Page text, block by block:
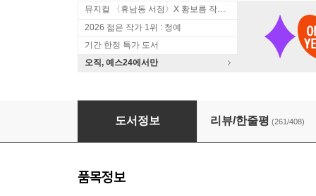
뮤지컬 〈휴남동 서점〉X 황보름 작가 북토크
2026 젊은 작가 1위 : 청예
기간 한정 특가 도서
오직, 예스24에서만
현남 오빠에게
도서정보 리뷰/한줄평 (261/408)
품목정보